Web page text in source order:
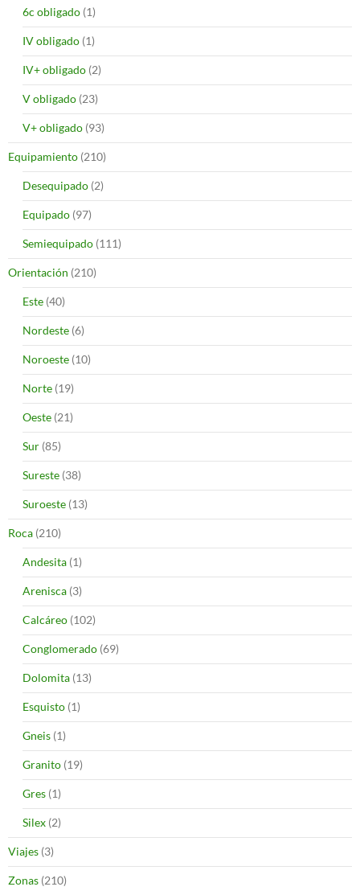
6c obligado (1)
IV obligado (1)
IV+ obligado (2)
V obligado (23)
V+ obligado (93)
Equipamiento (210)
Desequipado (2)
Equipado (97)
Semiequipado (111)
Orientación (210)
Este (40)
Nordeste (6)
Noroeste (10)
Norte (19)
Oeste (21)
Sur (85)
Sureste (38)
Suroeste (13)
Roca (210)
Andesita (1)
Arenisca (3)
Calcáreo (102)
Conglomerado (69)
Dolomita (13)
Esquisto (1)
Gneis (1)
Granito (19)
Gres (1)
Silex (2)
Viajes (3)
Zonas (210)